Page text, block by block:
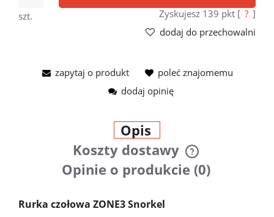
szt.
Zyskujesz 139 pkt [ ? ]
dodaj do przechowalni
zapytaj o produkt
poleć znajomemu
dodaj opinię
Opis
Koszty dostawy
Cena nie zawiera ewentualnych
kosztów płatności
Opinie o produkcie (0)
Rurka czołowa ZONE3 Snorkel